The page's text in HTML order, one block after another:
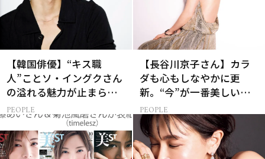
【韓国俳優】“キス職
人”ことソ・イングクさん
の溢れる魅力が止まらな
い【特別画像集】
PEOPLE
【長谷川京子さん】カラ
ダも心もしなやかに更
新。“今”が一番美しい
［特別画像集］
PEOPLE